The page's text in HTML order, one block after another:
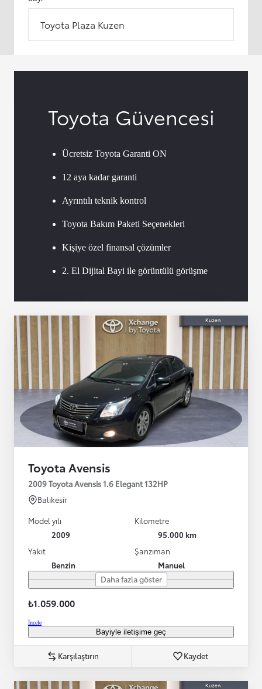
Toyota Plaza Kuzen
Toyota Güvencesi
Ücretsiz Toyota Garanti ON
12 aya kadar garanti
Ayrıntılı teknik kontrol
Toyota Bakım Paketi Seçenekleri
Kişiye özel finansal çözümler
2. El Dijital Bayi ile görüntülü görüşme
Toyota Avensis
2009 Toyota Avensis 1.6 Elegant 132HP
Balıkesir
Model yılı
2009
Kilometre
95.000 km
Yakıt
Benzin
Şanzıman
Manuel
Daha fazla göster
₺1.059.000
İncele
Bayiyle iletişime geç
Karşılaştırın Kaydet